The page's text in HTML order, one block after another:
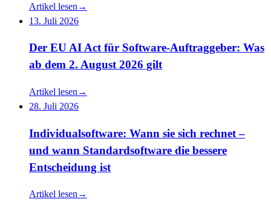
Artikel lesen →
13. Juli 2026
Der EU AI Act für Software-Auftraggeber: Was
ab dem 2. August 2026 gilt
Artikel lesen →
28. Juli 2026
Individualsoftware: Wann sie sich rechnet –
und wann Standardsoftware die bessere
Entscheidung ist
Artikel lesen→